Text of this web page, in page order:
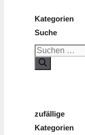
Kategorien
Suche
Suchen
nach:
zufällige
Kategorien